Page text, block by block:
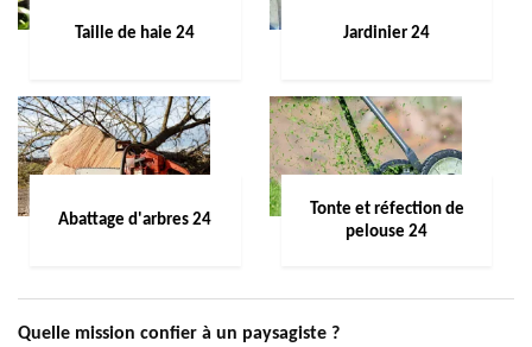
Taille de haie 24 Jardinier 24
Abattage d'arbres 24
Tonte et réfection de
pelouse 24
Quelle mission confier à un paysagiste ?